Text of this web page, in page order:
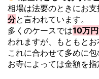
相場は法要のときにお支
分と言われています。
多くのケースでは10万
われますが、もともとお
これに合わせて多めに包
お寺によっては金額を指